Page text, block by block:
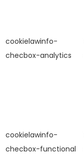
cookielawinfo-
checbox-analytics
cookielawinfo-
checbox-functional